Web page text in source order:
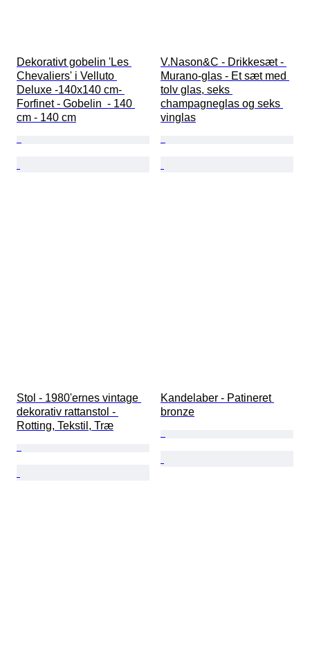
Dekorativt gobelin 'Les
Chevaliers' i Velluto
Deluxe -140x140 cm-
Forfinet - Gobelin  - 140
cm - 140 cm
V.Nason&C - Drikkesæt -
Murano-glas - Et sæt med
tolv glas, seks
champagneglas og seks
vinglas
Stol - 1980'ernes vintage
dekorativ rattanstol -
Rotting, Tekstil, Træ
Kandelaber - Patineret
bronze